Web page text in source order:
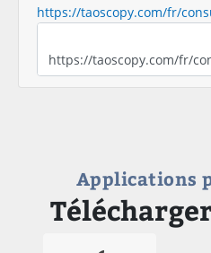
https://taoscopy.com/fr/
Applications